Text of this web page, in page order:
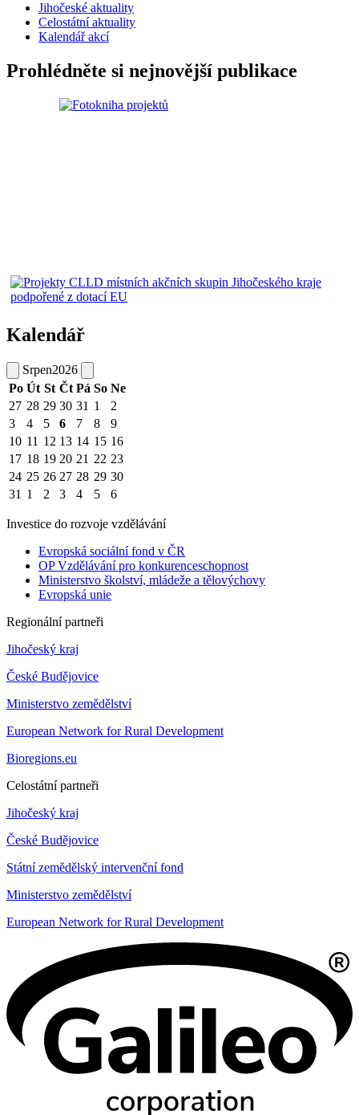
Jihočeské aktuality
Celostátní aktuality
Kalendář akcí
Prohlédněte si nejnovější publikace
Kalendář
Srpen2026
Po Út St Čt Pá So Ne
27 28 29 30 31 1
2
3
4 5 6 7 8
9
10 11 12 13 14 15 16
17 18 19 20 21 22 23
24 25 26 27 28 29 30
31 1 2 3 4 5 6
Investice do rozvoje vzdělávání
Evropská sociální fond v ČR
OP Vzdělávání pro konkurenceschopnost
Ministerstvo školství, mládeže a tělovýchovy
Evropská unie
Regionální partneři
Jihočeský kraj
České Budějovice
Ministerstvo zemědělství
European Network for Rural Development
Bioregions.eu
Celostátní partneři
Jihočeský kraj
České Budějovice
Státní zemědělský intervenční fond
Ministerstvo zemědělství
European Network for Rural Development